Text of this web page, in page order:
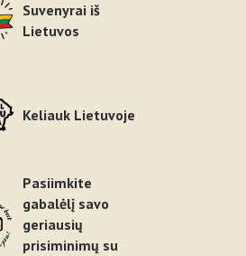
Suvenyrai iš
Lietuvos
Keliauk Lietuvoje
Pasiimkite
gabalėlį savo
geriausių
prisiminimų su